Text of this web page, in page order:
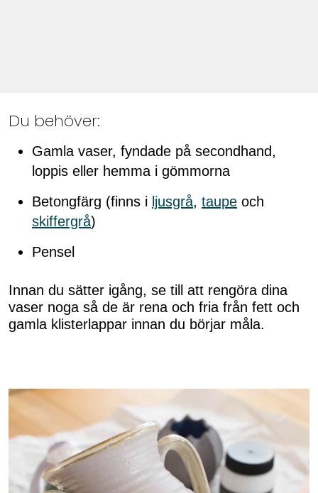
Du behöver:
Gamla vaser, fyndade på secondhand,
loppis eller hemma i gömmorna
Betongfärg (finns i ljusgrå, taupe och
skiffergrå)
Pensel
Innan du sätter igång, se till att rengöra dina
vaser noga så de är rena och fria från fett och
gamla klisterlappar innan du börjar måla.